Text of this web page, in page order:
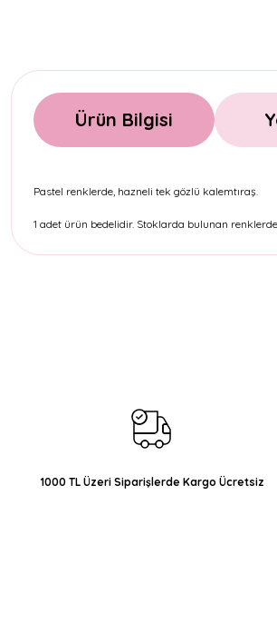
Ürün Bilgisi
Pastel renklerde, hazneli tek gözlü kalemtıraş.
1 adet ürün bedelidir. Stoklarda bulunan
Ürün fiyatı diğer sitelerden daha pahalı.
Bu ürüne benzer farklı alternatifler olmalı.
1000 TL Üzeri Siparişlerde Kargo Ücretsiz